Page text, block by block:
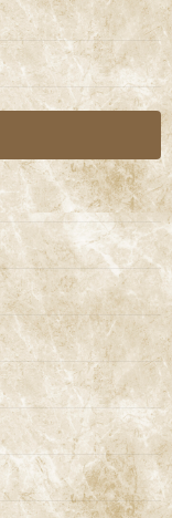
正歯科
正歯科」は、JR中
武線「阿佐ケ谷駅」
徒歩8分の、駅す
杉並区や中野区、新
院頂きやすい環境